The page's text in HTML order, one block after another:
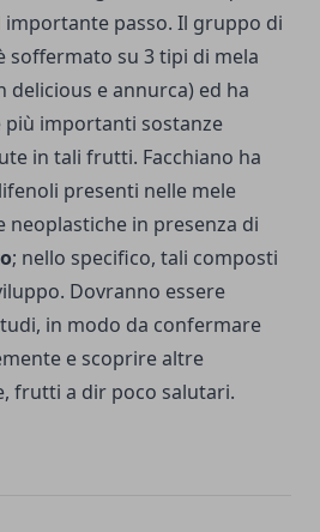
passo. Il gruppo di
soffermato su 3 tipi di mela
delicious e annurca) ed ha
importanti sostanze
in tali frutti. Facchiano ha
presenti nelle mele
neoplastiche in presenza di
; nello specifico, tali composti
Dovranno essere
in modo da confermare
e scoprire altre
frutti a dir poco salutari.